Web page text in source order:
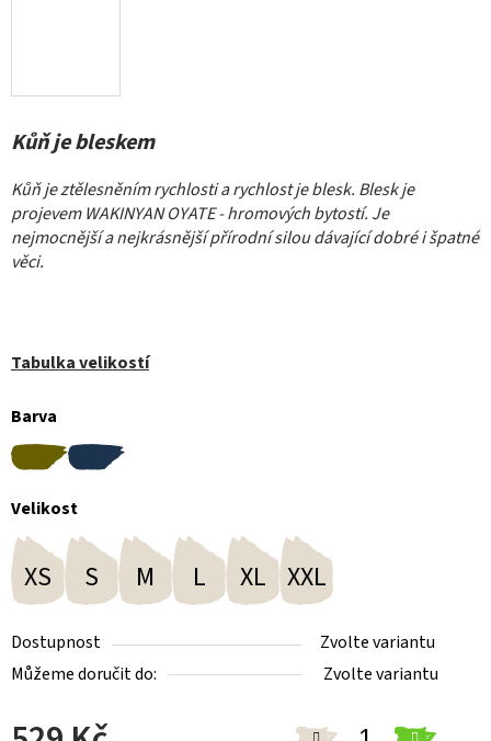
Kůň je bleskem
Kůň je ztělesněním rychlosti a rychlost je blesk. Blesk je
projevem WAKINYAN OYATE - hromových bytostí. Je
nejmocnější a nejkrásnější přírodní silou dávající dobré i špatné
věci.
Tabulka velikostí
Barva
Velikost
XS S M L XL XXL
Dostupnost
Zvolte variantu
Můžeme doručit do:
Zvolte variantu